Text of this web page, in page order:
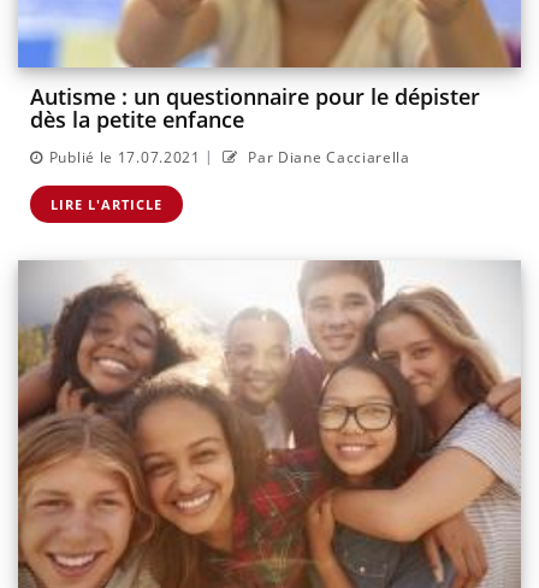
Autisme : un questionnaire pour le dépister
dès la petite enfance
Publié le 17.07.2021 | Par Diane Cacciarella
LIRE L'ARTICLE